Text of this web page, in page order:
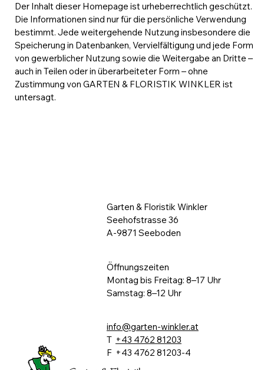
Der Inhalt dieser Homepage ist urheberrechtlich geschützt.
Die Informationen sind nur für die persönliche Verwendung
bestimmt. Jede weitergehende Nutzung insbesondere die
Speicherung in Datenbanken, Vervielfältigung und jede Form
von gewerblicher Nutzung sowie die Weitergabe an Dritte –
auch in Teilen oder in überarbeiteter Form – ohne
Zustimmung von GARTEN & FLORISTIK WINKLER ist
untersagt.
Garten & Floristik Winkler
Seehofstrasse 36
A-9871 Seeboden
Öffnungszeiten
Montag bis Freitag: 8–17 Uhr
Samstag: 8–12 Uhr
info@garten-winkler.at
T +43 4762 81203
F +43 4762 81203-4